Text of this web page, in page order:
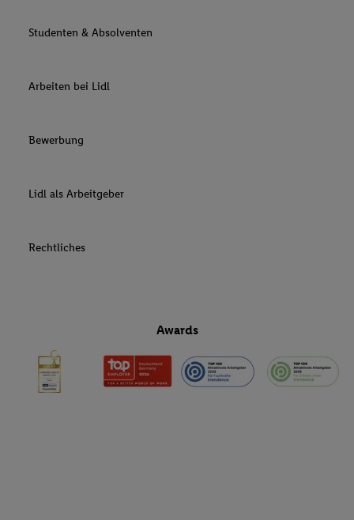
Studenten & Absolventen
Arbeiten bei Lidl
Bewerbung
Lidl als Arbeitgeber
Rechtliches
Awards